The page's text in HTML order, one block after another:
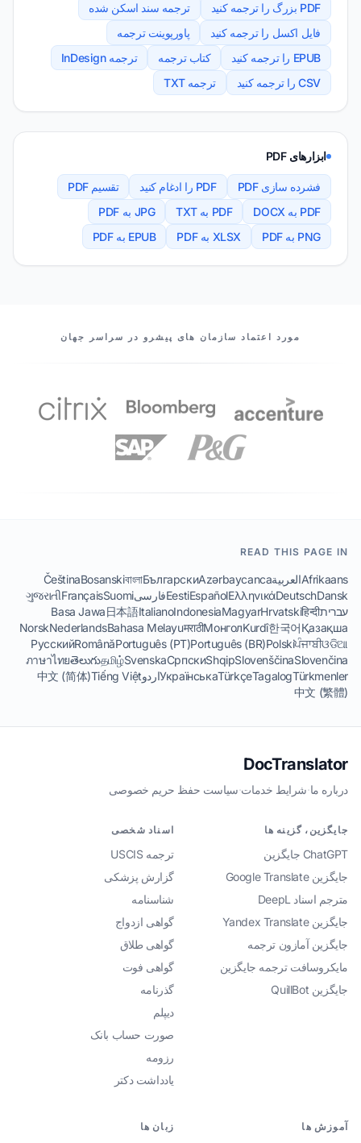
PDF بزرگ را ترجمه کنید
ترجمه سند اسکن شده
فایل اکسل را ترجمه کنید
پاورپوینت ترجمه
EPUB را ترجمه کنید
کتاب ترجمه
ترجمه InDesign
CSV را ترجمه کنید
ترجمه TXT
ابزارهای PDF
فشرده سازی PDF PDF را ادغام کنید
تقسیم PDF
PDF به DOCX
PDF به TXT
JPG به PDF
PNG به PDF
XLSX به PDF EPUB به PDF
مورد اعتماد سازمان های پیشرو در سراسر جهان
READ THIS PAGE IN
AfrikaansالعربيةAzərbaycanca
Български
বাংলা
Bosanski
Čeština
Dansk
Deutsch
Ελληνικά
Español
EestiفارسیSuomi
Français
ગુજરાતી
עבריתहिन्दी
Hrvatski
Magyar
Indonesia
Italiano
日本語
Basa Jawa
Қазақша
한국어
Kurdî
Монгол
मराठी
Bahasa Melayu
Nederlands
Norsk
ଓଡିଆ
ਪੰਜਾਬੀ
Polski
Português (BR)
Português (PT)
Română
Русский
Slovenčina
Slovenščina
Shqip
Српски
Svenska
தமிழ்
తెలుగు
ภาษาไทย
Türkmenler
Tagalog
Türkçe
УкраїнськаاردوTiếng Việt
中文 (简体)
中文 (繁體)
DocTranslator
درباره ما·شرایط خدمات·سیاست حفظ حریم خصوصی
جایگزین، گزینه ها
ChatGPT جایگزین
جایگزین Google Translate
مترجم اسناد DeepL
جایگزین Yandex Translate
جایگزین آمازون ترجمه
مایکروسافت ترجمه جایگزین
جایگزین QuillBot
اسناد شخصی
ترجمه USCIS
گزارش پزشکی
شناسنامه
گواهی ازدواج
گواهی طلاق
گواهی فوت
گذرنامه
دیپلم
صورت حساب بانک
رزومه
یادداشت دکتر
آموزش ها زبان ها